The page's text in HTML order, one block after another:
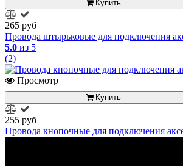
Купить
265 руб
Провода штырьковые для подключения
5.0 из 5
(2)
Просмотр
Купить
255 руб
Провода кнопочные для подключения